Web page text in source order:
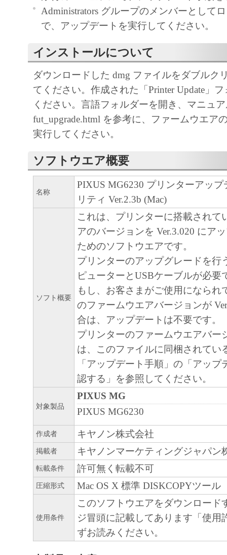
改変、リバース・エンジニアリング、
は逆アセンブル等することはできませ
キヤノン、キヤノンマーケティングジ
よびキヤノンのライセンサーは、本ソ
ザーの特定の目的のために適当である
用であること、または本ソフトウェア
と、その他本ソフトウェアに関してい
しません。
キヤノン、キヤノンマーケティングジ
よびキヤノンのライセンサーは、本ソ
に付随または関連して生ずる直接的ま
失、損害等について、いかなる場合に
任を負いません。
ユーザーは、日本国政府または該当国
許可等を得ることなしに、本ソフトウ
一部を、直接または間接に輸出しては
Administrators グループのメンバーとして
で、アップデートを実行してください。
インストールについて
ダウンロードした dmg ファイルをダブルク
てください。作成された「Printer Update」
ください。言語フォルダーを開き、マニュ
fut_upgrade.html を参考に、ファームウエア
実行してください。
ソフトウエア概要
名称
PIXUS MG6230 プリンターアッ
リティ Ver.2.3b (Mac)
ソフト概要
これは、プリンターに搭載されて
アのバージョンを Ver.3.020 にア
ためのソフトウエアです。
プリンターのアップグレードを行
ピューターとUSBケーブルが必要
もし、お客さまがご使用になられ
のファームウエアバージョンが
合は、アップデートは不要です。
プリンターのファームウエアバー
は、このファイルに同梱されてい
「アップデート手順」の「アップ
認する」を参照してください。
対象製品
PIXUS MG
PIXUS MG6230
作成者 キヤノン株式会社
掲載者 キヤノンマーケティングジャパン
転載条件 許可無く転載不可
圧縮形式 Mac OS X 標準 DISKCOPYツール
使用条件
このソフトウエアをダウンロード
ジ冒頭に記載してあります「使用
ずお読みください。